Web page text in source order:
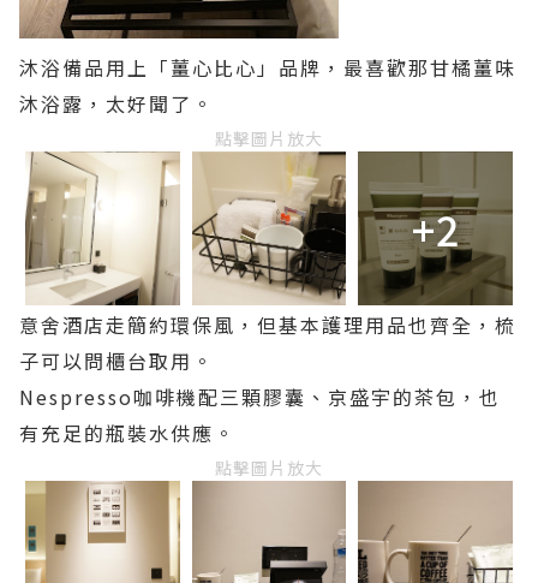
沐浴備品用上「薑心比心」品牌，最喜歡那甘橘薑味
沐浴露，太好聞了。
點擊圖片放大
+2
意舍酒店走簡約環保風，但基本護理用品也齊全，梳
子可以問櫃台取用。
Nespresso咖啡機配三顆膠囊、京盛宇的茶包，也
有充足的瓶裝水供應。
點擊圖片放大